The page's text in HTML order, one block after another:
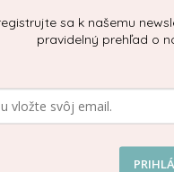
sa k našemu
pravidelný prehľad o